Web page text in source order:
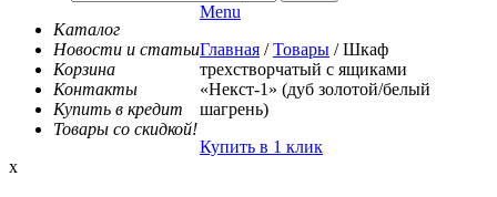
Каталог
Новости и статьи
Корзина
Контакты
Купить в кредит
Товары со скидкой!
Menu
Главная / Товары / Шкаф
трехстворчатый с ящиками
«Некст-1» (дуб золотой/белый
шагрень)
Купить в 1 клик
x